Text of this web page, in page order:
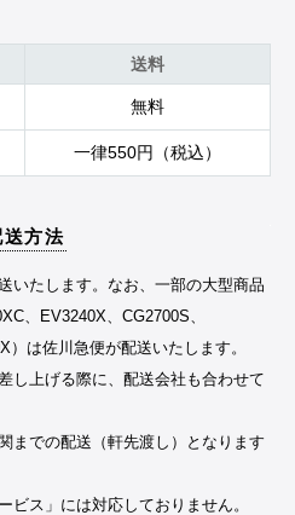
送料
無料
一律550円（税込）
送方法
いたします。なお、一部の大型商品
、EV3240X、CG2700S、
は佐川急便が配送いたします。
し上げる際に、配送会社も合わせて
までの配送（軒先渡し）となります
ビス」には対応しておりません。